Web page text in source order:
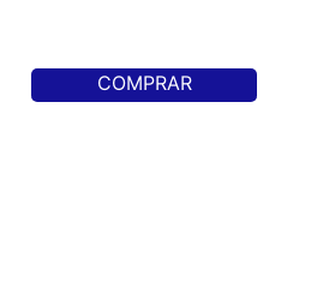
COMPRAR